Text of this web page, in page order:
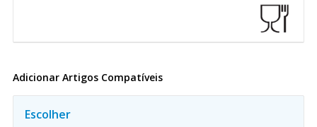
Adicionar Artigos Compatíveis
Escolher